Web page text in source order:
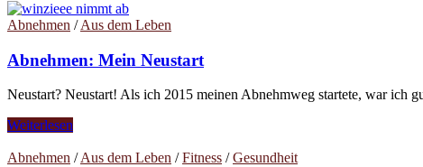
Abnehmen /Aus dem Leben
Abnehmen: Mein Neustart
Neustart? Neustart! Als ich 2015 meinen Abnehmweg startete, war ich
Abnehmen:
Neustart
Weiterlesen
Abnehmen /Aus dem Leben /Fitness /Gesundheit